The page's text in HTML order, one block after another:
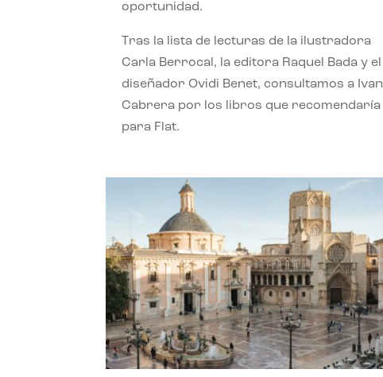
oportunidad.
Tras la lista de lecturas de la ilustradora
Carla Berrocal, la editora Raquel Bada y el
diseñador Ovidi Benet, consultamos a Ivan
Cabrera por los libros que recomendaría
para Flat.